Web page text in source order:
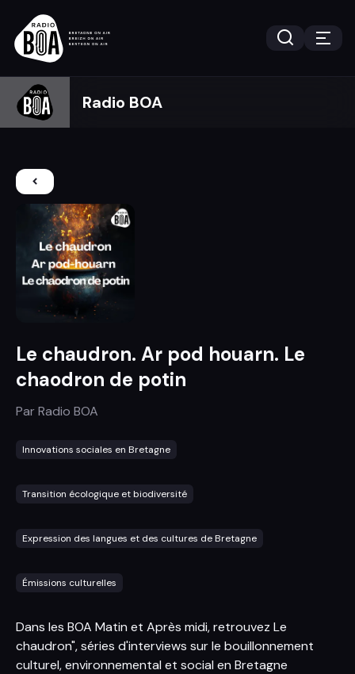
Radio BOA
Le chaudron. Ar pod houarn. Le
chaodron de potin
ParRadio BOA
Innovations sociales en Bretagne
Transition écologique et biodiversité
Expression des langues et des cultures de Bretagne
Émissions culturelles
Dans les BOA Matin et Après midi, retrouvez Le
chaudron", séries d'interviews sur le bouillonnement
culturel, environnemental et social en Bretagne